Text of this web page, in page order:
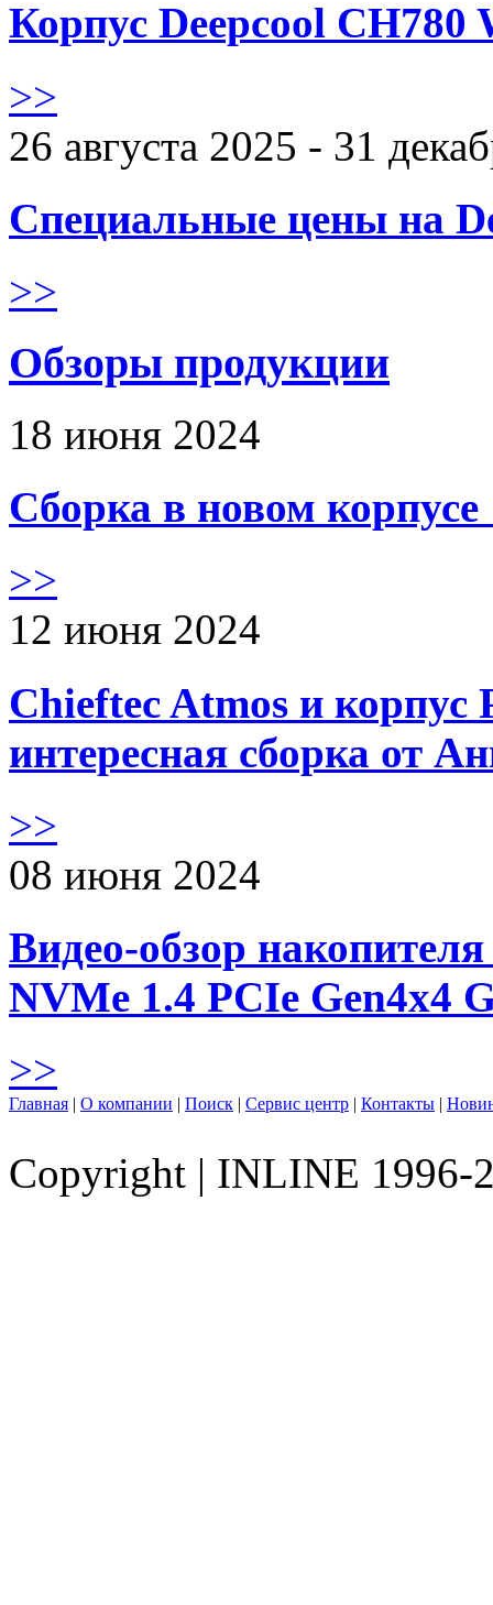
Корпус Deepcool CH780
>>
26 августа 2025 - 31
Специальные цены на
>>
Обзоры продукции
18 июня 2024
Сборка в новом
>>
12 июня 2024
Chieftec Atmos и корпус
интересная сборка от
>>
08 июня 2024
Видео-обзор
NVMe 1.4 PCIe Gen4х4
>>
Главная | О компании | Поиск | Сервис центр | Контакты |
Copyright | INLINE 1996-